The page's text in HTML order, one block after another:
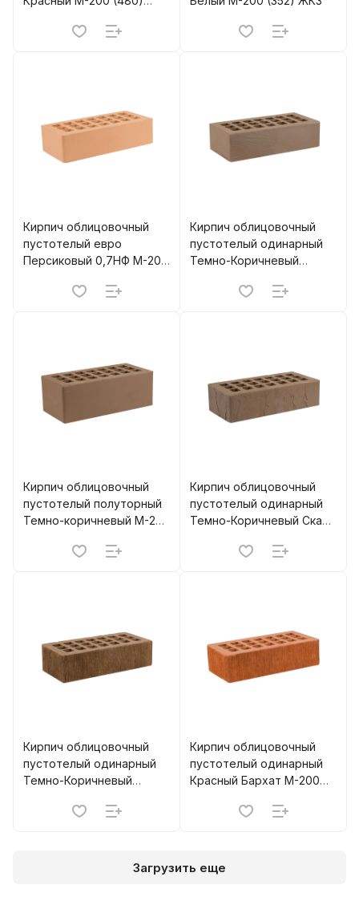
Кирпич облицовочный
пустотелый евро
Персиковый 0,7НФ М-200
Кирпич облицовочный
пустотелый одинарный
Темно-Коричневый
Кирпич облицовочный
пустотелый полуторный
Темно-коричневый M-200
Кирпич облицовочный
пустотелый одинарный
Темно-Коричневый Скала
Кирпич облицовочный
пустотелый одинарный
Темно-Коричневый
Кирпич облицовочный
пустотелый одинарный
Красный Бархат М-200
Загрузить еще